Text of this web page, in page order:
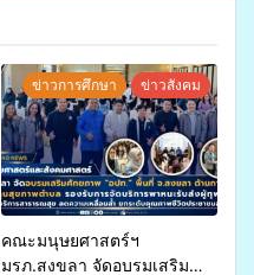
ข่าวการศึกษา ข่าวสังคม
คณะมนุษยศาสตร์ฯ
มรภ.สงขลา จัดอบรมเสริม